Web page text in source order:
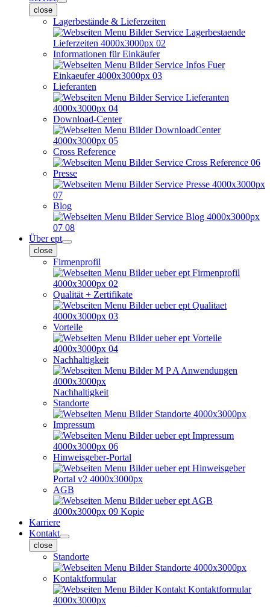
close
Lagerbestände & Lieferzeiten
Informationen für Einkäufer
Lieferanten
Download-Center
Cross Reference
Presse
Blog
Über ept
close
Firmenprofil
Qualität + Zertifikate
Vorteile
Nachhaltigkeit
Nachhaltigkeit
Standorte
Impressum
Hinweisgeber-Portal
AGB
Karriere
Kontakt
close
Standorte
Kontaktformular